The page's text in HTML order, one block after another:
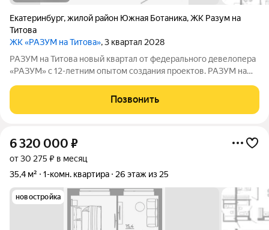
Екатеринбург,жилой район Южная Ботаника,ЖК Разум на
Титова
ЖК «РАЗУМ на Титова», 3 квартал 2028
РАЗУМ на Титова новый квартал от федерального девелопера
«РАЗУМ» с 12-летним опытом создания проектов. РАЗУМ на
Монтёрская, Титова и Смоленская. Квартал в Чкаловском
районе создан по концепции
Позвонить
6 320 000 ₽
от 30 275 ₽ в месяц
35,4 м²
1-комн. квартира 26 этаж из 25
новостройка